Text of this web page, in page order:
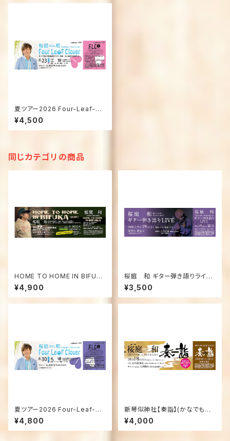
夏ツアー2026 Four-Leaf-Cl
over【あの夏に見た、四つ葉の
クローバー】／8月23日(日) 江
別公演「えべつ夏の音楽隊202
¥4,500
同じカテゴリの商品
HOME TO HOME IN BIFUKA
［美深町公演］
¥4,900
桜庭 和 ギター弾き語りライブ
at千歳 眞光寺「ご本堂コンサ
ート」 チケット
¥3,500
夏ツアー2026 Four-Leaf-Cl
over【あの夏に見た、四つ葉の
クローバー】／8月30日(日)
札幌公演
¥4,800
新琴似神社【奏詣】(かなでもう
で) vol.04 チケット
¥4,000